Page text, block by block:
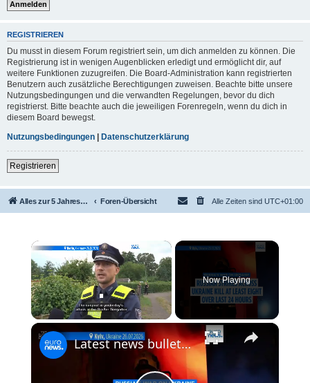
REGISTRIEREN
Du musst in diesem Forum registriert sein, um dich anmelden zu können. Die
Registrierung ist in wenigen Augenblicken erledigt und ermöglicht dir, auf
weitere Funktionen zuzugreifen. Die Board-Administration kann registrierten
Benutzern auch zusätzliche Berechtigungen zuweisen. Beachte bitte unsere
Nutzungsbedingungen und die verwandten Regelungen, bevor du dich
registrierst. Bitte beachte auch die jeweiligen Forenregeln, wenn du dich in
diesem Board bewegst.
Nutzungsbedingungen | Datenschutzerklärung
Registrieren
Alles zur 5 Jahreswertung / Tabelle der UEFA mit vielen Statistiken. Foren-Übersicht Alle Zeiten sind UTC+01:00
×
Now Playing
×
Latest news bulletin | July 27th, 2026 – Morning